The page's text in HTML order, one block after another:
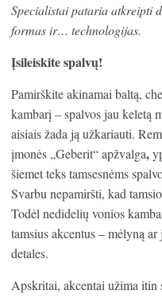
Specialistai pataria atkreipti
formas ir… technologijas.
Įsileiskite spalvų!
Pamirškite akinamai baltą,
kambarį – spalvos jau keletą
aisiais žada ją užkariauti.
įmonės „Geberit“ apžvalga,
šiemet teks tamsesnėms
Svarbu nepamiršti, kad
Todėl nedidelių vonios
tamsius akcentus – mėlyną
detales.
Apskritai, akcentai užima itin